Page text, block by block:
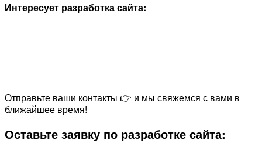
Интересует разработка сайта:
Отправьте ваши контакты 👉 и мы свяжемся с вами в
ближайшее время!
Оставьте заявку по разработке сайта: